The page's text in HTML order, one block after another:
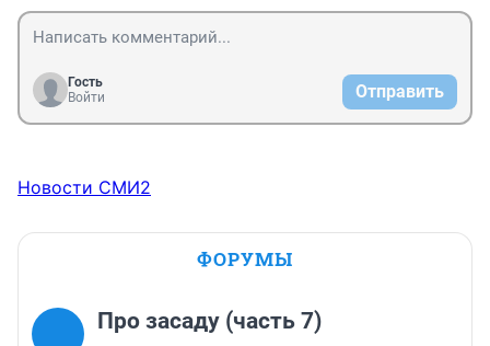
Гость
Войти
Отправить
Новости СМИ2
ФОРУМЫ
Про засаду (часть 7)